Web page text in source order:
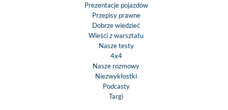
Prezentacje pojazdów
Przepisy prawne
Dobrze wiedzieć
Wieści z warsztatu
Nasze testy
4x4
Nasze rozmowy
Niezwykłostki
Podcasty
Targi